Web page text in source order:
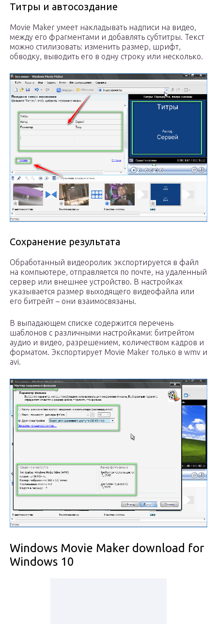
Титры и автосоздание
Movie Maker умеет накладывать надписи на видео,
между его фрагментами и добавлять субтитры. Текст
можно стилизовать: изменить размер, шрифт,
обводку, выводить его в одну строку или несколько.
Сохранение результата
Обработанный видеоролик экспортируется в файл
на компьютере, отправляется по почте, на удаленный
сервер или внешнее устройство. В настройках
указывается размер выходящего видеофайла или
его битрейт – они взаимосвязаны.
В выпадающем списке содержится перечень
шаблонов с различными настройками: битрейтом
аудио и видео, разрешением, количеством кадров и
форматом. Экспортирует Movie Maker только в wmv и
avi.
Windows Movie Maker download for
Windows 10